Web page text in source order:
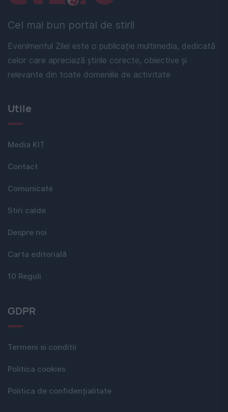
Cel mai bun portal de stiri!
Evenimentul Zilei este o publicație multimedia, dedicată
celor care apreciază știrile corecte, obiective și
relevante din toate domeniile de activitate
Utile
Media KIT
Contact
Comunicate
Stiri calde
Despre noi
Carta editorială
10 Reguli
GDPR
Termeni si conditii
Politica cookies
Politica de confidențialitate